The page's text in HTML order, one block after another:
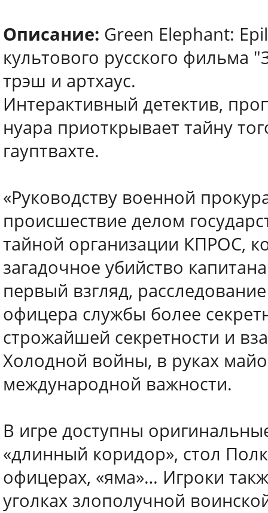
Описание: Green Elephant:
культового русского фильма
трэш и артхаус.
Интерактивный детектив,
нуара приоткрывает тайну
гауптвахте.
«Руководству военной
происшествие делом
тайной организации КПРОС,
загадочное убийство
первый взгляд,
офицера службы более
строжайшей секретности и
Холодной войны, в руках
международной важности.
В игре доступны
«длинный коридор», стол
офицерах, «яма»… Игроки
уголках злополучной